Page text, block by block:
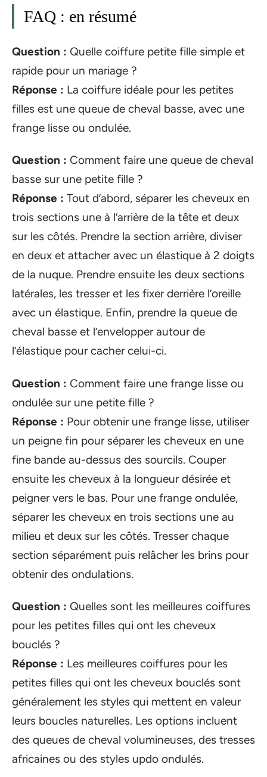
FAQ : en résumé
Question : Quelle coiffure petite fille simple et
rapide pour un mariage ?
Réponse : La coiffure idéale pour les petites
filles est une queue de cheval basse, avec une
frange lisse ou ondulée.
Question : Comment faire une queue de cheval
basse sur une petite fille ?
Réponse : Tout d’abord, séparer les cheveux en
trois sections une à l’arrière de la tête et deux
sur les côtés. Prendre la section arrière, diviser
en deux et attacher avec un élastique à 2 doigts
de la nuque. Prendre ensuite les deux sections
latérales, les tresser et les fixer derrière l’oreille
avec un élastique. Enfin, prendre la queue de
cheval basse et l’envelopper autour de
l’élastique pour cacher celui-ci.
Question : Comment faire une frange lisse ou
ondulée sur une petite fille ?
Réponse : Pour obtenir une frange lisse, utiliser
un peigne fin pour séparer les cheveux en une
fine bande au-dessus des sourcils. Couper
ensuite les cheveux à la longueur désirée et
peigner vers le bas. Pour une frange ondulée,
séparer les cheveux en trois sections une au
milieu et deux sur les côtés. Tresser chaque
section séparément puis relâcher les brins pour
obtenir des ondulations.
Question : Quelles sont les meilleures coiffures
pour les petites filles qui ont les cheveux
bouclés ?
Réponse : Les meilleures coiffures pour les
petites filles qui ont les cheveux bouclés sont
généralement les styles qui mettent en valeur
leurs boucles naturelles. Les options incluent
des queues de cheval volumineuses, des tresses
africaines ou des styles updo ondulés.